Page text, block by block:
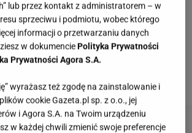
we współpracy z marką W.KRUK
przedsięwzięciem Ewy było
naturalnychkosmetyków"beBio
swoją premierę miała 1 kwietnia i
lub przez kontakt z administratorem – w
sprzeciwu i podmiotu, wobec którego
informacji o przetwarzaniu danych
w dokumencie Polityka Prywatności
Prywatności Agora S.A.
wyrażasz też zgodę na zainstalowanie i
cookie Gazeta.pl sp. z o.o., jej
i Agora S.A. na Twoim urządzeniu
w każdej chwili zmienić swoje preferencje